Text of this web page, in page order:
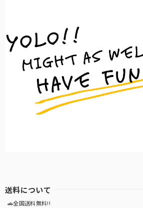
送料について
🚗全国送料無料!!